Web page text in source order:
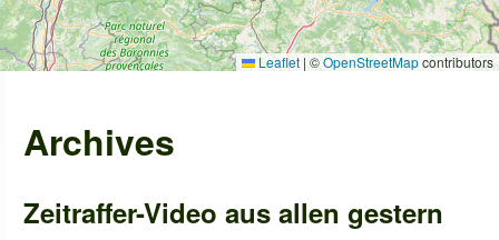
Leaflet | ©OpenStreetMapcontributors
Archives
Zeitraffer-Video aus allen gestern